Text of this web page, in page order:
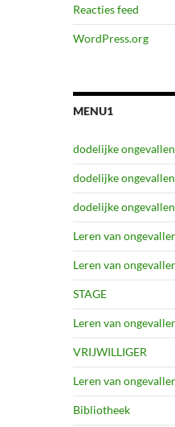
Reacties feed
WordPress.org
MENU1
dodelijke
dodelijke
dodelijke
Leren van
Leren van
STAGE
Leren van
VRIJWILLIGER
Leren van
Bibliotheek